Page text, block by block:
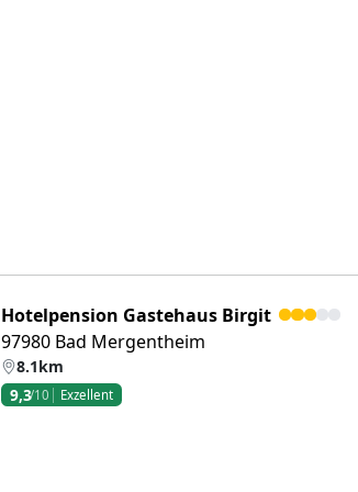
Hotelpension Gastehaus Birgit
97980 Bad Mergentheim
8.1km
9,3/10 Exzellent